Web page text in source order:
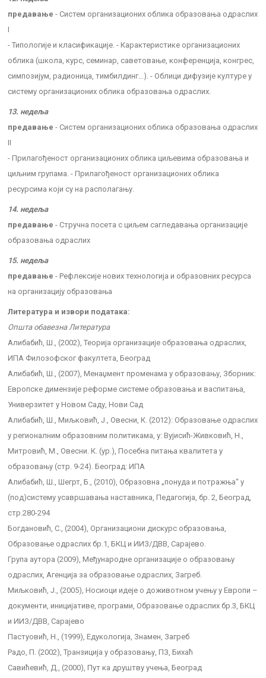
предавање - Систем организационих облика образовања одраслих
I
- Типологије и класификације. - Карактеристике организационих
облика (школа, курс, семинар, саветовање, конференција, конгрес,
симпозијум, радионица, тимбилдинг…). - Облици дифузије културе у
систему организационих облика образовања одраслих.
13. недеља
предавање - Систем организационих облика образовања одраслих
II
- Прилагођеност организационих облика циљевима образовања и
циљним групама. - Прилагођеност организационих облика
ресурсима који су на располагању.
14. недеља
предавање - Стручна посета с циљем сагледавања организације
образовања одраслих
15. недеља
предавање - Рефлексије нових технологија и образовних ресурса
на организацију образовања
Литература и извори података:
Општа обавезна Литература
Алибабић, Ш., (2002), Теорија организације образовања одраслих,
ИПА Филозофског факултета, Београд
Алибабић, Ш., (2007), Менаџмент променама у образовању, Зборник:
Европске димензије реформе системе образовања и васпитања,
Универзитет у Новом Саду, Нови Сад
Алибабић, Ш., Миљковић, Ј., Овесни, К. (2012): Образовање одраслих
у регионалним образовним политикама, у: Вујисић-Живковић, Н.,
Митровић, М., Овесни. К. (ур.), Посебна питања квалитета у
образовању (стр. 9-24). Београд: ИПА
Алибабић, Ш., Шегрт, Б., (2010), Образовна „понуда и потражња“ у
(под)систему усавршавања наставника, Педагогија, бр. 2, Београд,
стр.280-294
Богдановић, С., (2004), Организациони дискурс образовања,
Образовање одраслих бр.1, БКЦ и ИИЗ/ДВВ, Сарајево.
Група аутора (2009), Међународне организације о образовању
одраслих, Агенција за образовање одраслих, Загреб.
Миљковић, Ј., (2005), Носиоци идеје о доживотном учењу у Европи –
документи, иницијативе, програми, Образовање одраслих бр.3, БКЦ
и ИИЗ/ДВВ, Сарајево
Пастуовић, Н., (1999), Едукологија, Знамен, Загреб
Радо, П. (2002), Транзиција у образовању, ПЗ, Бихаћ
Савићевић, Д., (2000), Пут ка друштву учења, Београд